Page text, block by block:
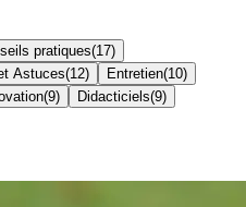
pratiques(17)
Astuces(12) Entretien(10)
(9) Didacticiels(9)